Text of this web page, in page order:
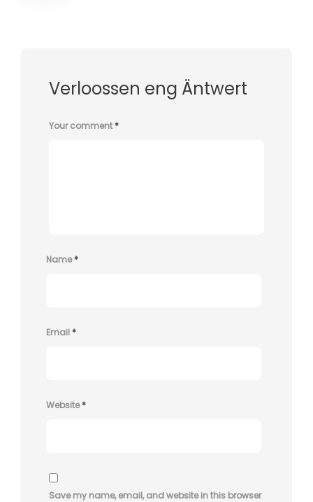
Verloossen eng Äntwert
Your comment*
Name*
Email*
Website*
Save my name, email, and website in this browser